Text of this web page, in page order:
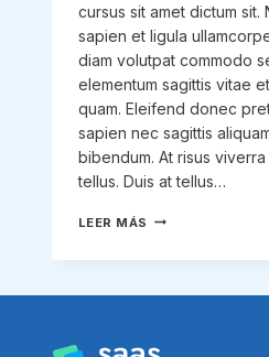
cursus sit amet dictum sit.
sapien et ligula
diam volutpat commodo
elementum sagittis vitae
quam. Eleifend donec
sapien nec sagittis
bibendum. At risus
tellus. Duis at tellus…
LEER MÁS WRITING
WHAT
AND